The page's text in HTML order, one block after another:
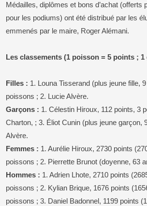
Médailles, diplômes et bons d’achat (offerts
pour les podiums) ont été distribué par les
emmenés par le maire, Roger Alémani.
Les classements (1 poisson = 5 points ;
Filles : 1. Louna Tisserand (plus jeune fille,
poissons ; 2. Lucie Alvère.
Garçons : 1. Célestin Hiroux, 112 points, 3
Charton, ; 3. Éliot Cunin (plus jeune garçon,
Alvère.
Femmes : 1. Aurélie Hiroux, 2730 points
poissons ; 2. Pierrette Brunot (doyenne, 63
Hommes : 1. Adrien Lhote, 2710 points
poissons ; 2. Kylian Brique, 1676 points
poissons ; 3. Daniel Badonnel, 1199 points